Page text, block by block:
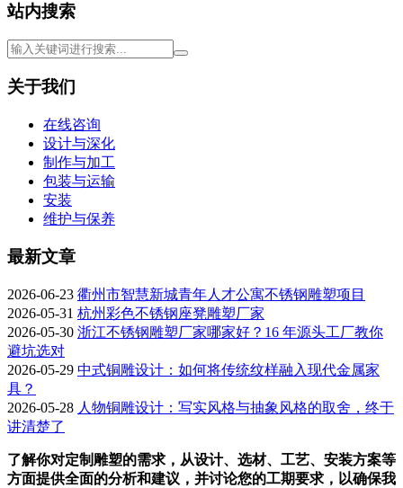
站内搜索
关于我们
在线咨询
设计与深化
制作与加工
包装与运输
安装
维护与保养
最新文章
2026-06-23 衢州市智慧新城青年人才公寓不锈钢雕塑项目
2026-05-31 杭州彩色不锈钢座凳雕塑厂家
2026-05-30 浙江不锈钢雕塑厂家哪家好？16 年源头工厂教你
避坑选对
2026-05-29 中式铜雕设计：如何将传统纹样融入现代金属家
具？
2026-05-28 人物铜雕设计：写实风格与抽象风格的取舍，终于
讲清楚了
了解你对定制雕塑的需求，从设计、选材、工艺、安装方案等
方面提供全面的分析和建议，并讨论您的工期要求，以确保我